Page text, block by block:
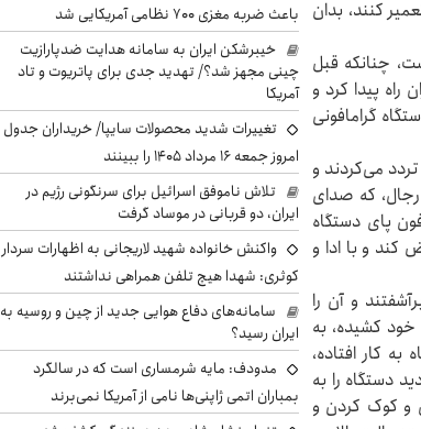
کنند، بدان
چنانکه قبل
راه پیدا کرد و
گرامافونی
می‌کردند و
رجال، که صدای
پای دستگاه
کند و با ادا و
و آن ‌را
کشیده، به
کار افتاده،
دستگاه را به
و کوک کردن و
باعث ضربه مغزی ۷۰۰ نظامی آمریکایی شد
خیبرشکن ایران به سامانه هدایت ضدپارازیت
چینی مجهز شد؟/ تهدید جدی برای پاتریوت و تاد
آمریکا
تغییرات شدید محصولات سایپا/ خریداران جدول
امروز جمعه ۱۶ مرداد ۱۴۰۵ را ببینند
تلاش ناموفق اسرائیل برای سرنگونی رژیم در
ایران، دو قربانی در موساد گرفت
واکنش خانواده شهید لاریجانی به اظهارات سردار
کوثری: شهدا هیچ تلفن همراهی نداشتند
سامانه‌های دفاع هوایی جدید از چین و روسیه به
ایران رسید؟
مدودف: مایه شرمساری است که در سالگرد
بمباران اتمی ژاپنی‌ها نامی از آمریکا نمی‌برند